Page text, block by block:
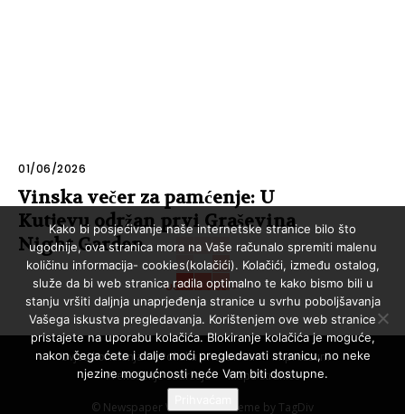
01/06/2026
Vinska večer za pamćenje: U
Kutjevu održan prvi Graševina
Night Garden
UČITAJ VIŠE
Uvjeti korištenja Politika privatnosti
Impressum
Prenošenje sadržaja
Mapa stranice
© Newspaper WordPress Theme by TagDiv
Kako bi posjećivanje naše internetske stranice bilo što
ugodnije, ova stranica mora na Vaše računalo spremiti malenu
količinu informacija- cookies(kolačići). Kolačići, između ostalog,
služe da bi web stranica radila optimalno te kako bismo bili u
stanju vršiti daljnja unaprjeđenja stranice u svrhu poboljšavanja
Vašega iskustva pregledavanja. Korištenjem ove web stranice
pristajete na uporabu kolačića. Blokiranje kolačića je moguće,
nakon čega ćete i dalje moći pregledavati stranicu, no neke
njezine mogućnosti neće Vam biti dostupne.